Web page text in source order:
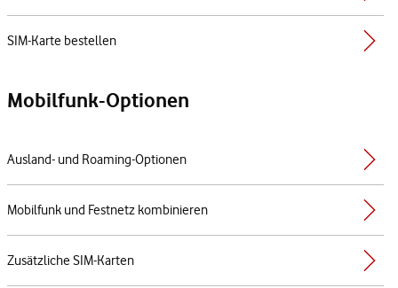
SIM-Karte bestellen
Mobilfunk-Optionen
Ausland- und Roaming-Optionen
Mobilfunk und Festnetz kombinieren
Zusätzliche SIM-Karten